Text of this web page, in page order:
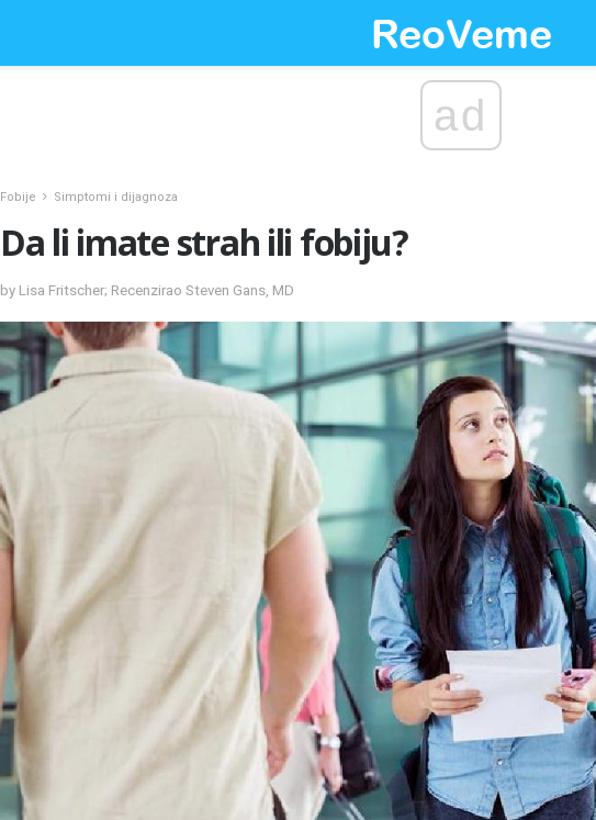
ad
Fobije Simptomi i dijagnoza
Da li imate strah ili fobiju?
by Lisa Fritscher; Recenzirao Steven Gans, MD